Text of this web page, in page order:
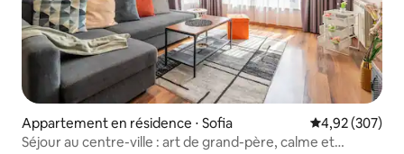
Appartement en résidence ⋅ Sofia Évaluation
4,92 (307)
Séjour au centre-ville : art de grand-père, calme et